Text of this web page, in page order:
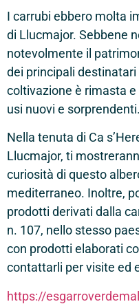
I carrubi ebbero molta
di Llucmajor. Sebbene
notevolmente il
dei principali
coltivazione è rimasta
usi nuovi e sorprendenti.
Nella tenuta di Ca
Llucmajor, ti
curiosità di questo
mediterraneo. Inoltre,
prodotti derivati dalla
n. 107, nello stesso
con prodotti elaborati
contattarli per visite ed
https://